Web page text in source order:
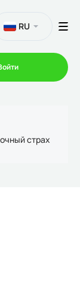
RU
страх